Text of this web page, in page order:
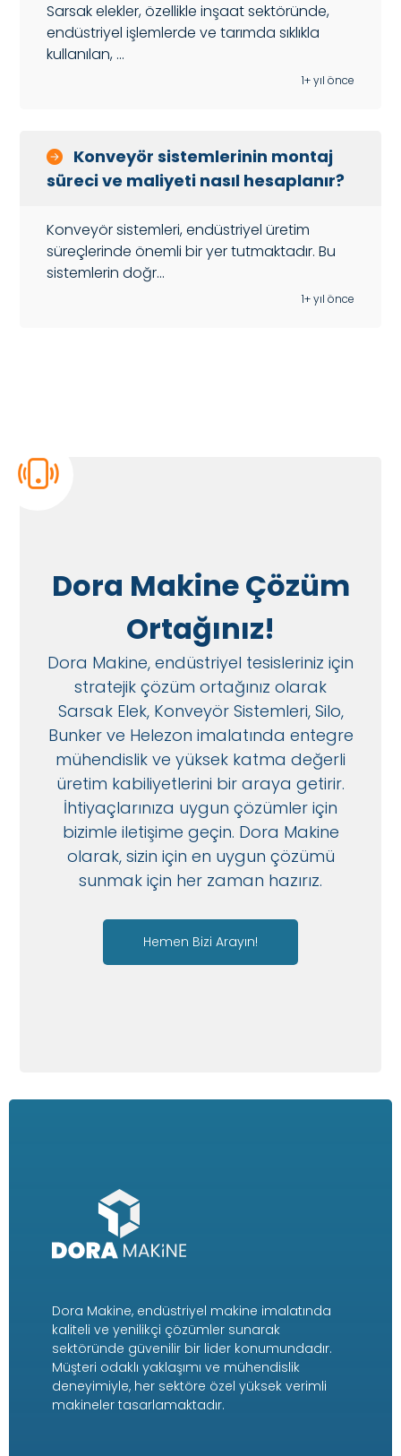
Sarsak elekler, özellikle inşaat sektöründe,
endüstriyel işlemlerde ve tarımda sıklıkla
kullanılan, ...
1+ yıl önce
Konveyör sistemlerinin montaj
süreci ve maliyeti nasıl hesaplanır?
Konveyör sistemleri, endüstriyel üretim
süreçlerinde önemli bir yer tutmaktadır. Bu
sistemlerin doğr...
1+ yıl önce
Dora Makine Çözüm
Ortağınız!
Dora Makine, endüstriyel tesisleriniz için
stratejik çözüm ortağınız olarak
Sarsak Elek, Konveyör Sistemleri, Silo,
Bunker ve Helezon imalatında entegre
mühendislik ve yüksek katma değerli
üretim kabiliyetlerini bir araya getirir.
İhtiyaçlarınıza uygun çözümler için
bizimle iletişime geçin. Dora Makine
olarak, sizin için en uygun çözümü
sunmak için her zaman hazırız.
Hemen Bizi Arayın!
Dora Makine, endüstriyel makine imalatında
kaliteli ve yenilikçi çözümler sunarak
sektöründe güvenilir bir lider konumundadır.
Müşteri odaklı yaklaşımı ve mühendislik
deneyimiyle, her sektöre özel yüksek verimli
makineler tasarlamaktadır.